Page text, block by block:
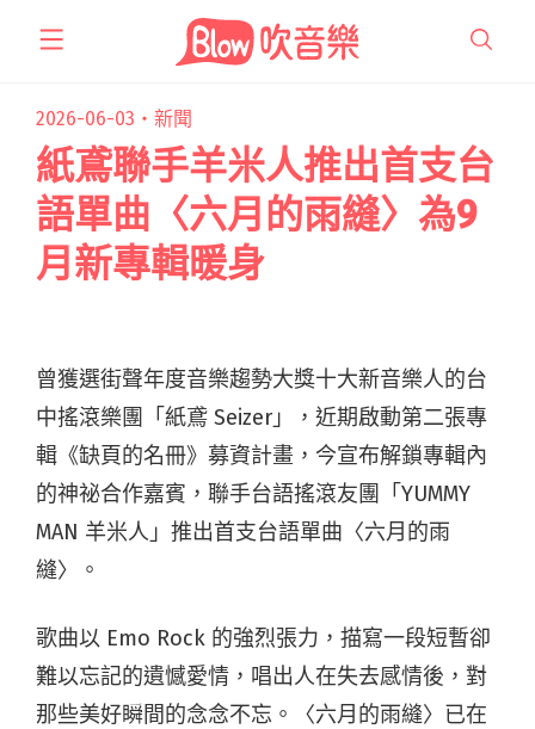
2026-06-03・ 新聞
紙鳶聯手羊米人推出首支台
語單曲〈六月的雨縫〉為9
月新專輯暖身
曾獲選街聲年度音樂趨勢大獎十大新音樂人的台
中搖滾樂團「紙鳶 Seizer」，近期啟動第二張專
輯《缺頁的名冊》募資計畫，今宣布解鎖專輯內
的神祕合作嘉賓，聯手台語搖滾友團「YUMMY
MAN 羊米人」推出首支台語單曲〈六月的雨
縫〉。
歌曲以 Emo Rock 的強烈張力，描寫一段短暫卻
難以忘記的遺憾愛情，唱出人在失去感情後，對
那些美好瞬間的念念不忘。〈六月的雨縫〉已在